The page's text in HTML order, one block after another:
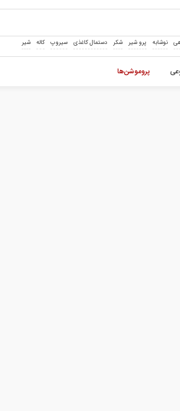
نوشابه پرو شیر شکر دستمال کاغذی سیروپ کاله شیر
پروموشن‌ها